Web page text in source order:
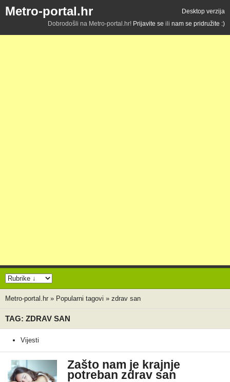
Metro-portal.hr
Desktop verzija
Dobrodošli na Metro-portal.hr! Prijavite se ili nam se pridružite :)
Metro-portal.hr » Popularni tagovi » zdrav san
TAG: ZDRAV SAN
Vijesti
Zašto nam je krajnje
potreban zdrav san